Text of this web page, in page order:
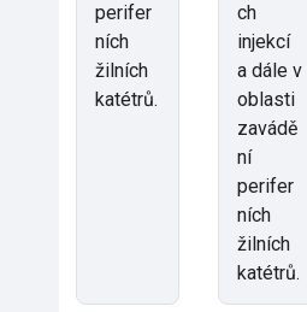
perifer
ních
žilních
katétrů.
ch
injekcí
a dále v
oblasti
zavádě
ní
perifer
ních
žilních
katétrů.